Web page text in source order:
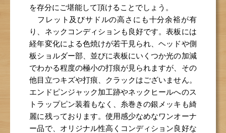
を存分にご堪能して頂けることでしょう。
フレット及びサドルの高さにも十分余裕が有
り、ネックコンディションも良好です。表板には
経年変化による色焼けが若干見られ、ヘッドや側
板ショルダー部、並びに表板にいくつか光の加減
でわかる程度の極小の打痕が見られますが、その
他目立つキズや打痕、クラックはございません。
エンドピンジャック加工跡やネックヒールへのス
トラップピン装着もなく、糸巻きの銀メッキも綺
麗に残っております。使用感少なめなワンオーナ
ー品で、オリジナル性高くコンディション良好な